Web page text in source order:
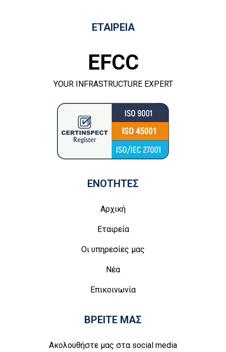
ΕΤΑΙΡΕΙΑ
EFCC
YOUR INFRASTRUCTURE EXPERT
ΕΝΟΤΗΤΕΣ
Αρχική
Εταιρεία
Οι υπηρεσίες μας
Νέα
Επικοινωνία
ΒΡΕΙΤΕ ΜΑΣ
Ακολουθήστε μας στα social media